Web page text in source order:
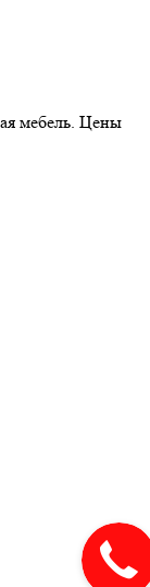
мебель. Цены